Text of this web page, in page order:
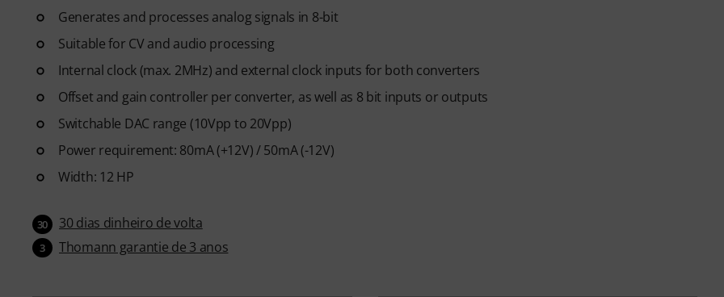
Generates and processes analog signals in 8-bit
Suitable for CV and audio processing
Internal clock (max. 2MHz) and external clock inputs for both converters
Offset and gain controller per converter, as well as 8 bit inputs or outputs
Switchable DAC range (10Vpp to 20Vpp)
Power requirement: 80mA (+12V) / 50mA (-12V)
Width: 12 HP
30 30 dias dinheiro de volta
3 Thomann garantie de 3 anos